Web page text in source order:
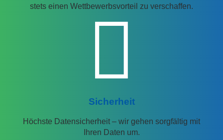
stets einen Wettbewerbsvorteil zu verschaffen.
Sicherheit
Höchste Datensicherheit – wir gehen sorgfältig mit
Ihren Daten um.